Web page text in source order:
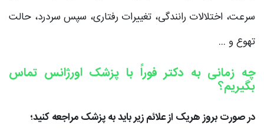
سرعت، اختلالات رانندگی، تغییرات رفتاری، سپس سردرد، حالت
تهوع و …
چه زمانی به دکتر فوراً با پزشک اورژانس تماس
بگیریم؟
در صورت بروز هریک از علائم زیر باید به پزشک مراجعه کنید؛